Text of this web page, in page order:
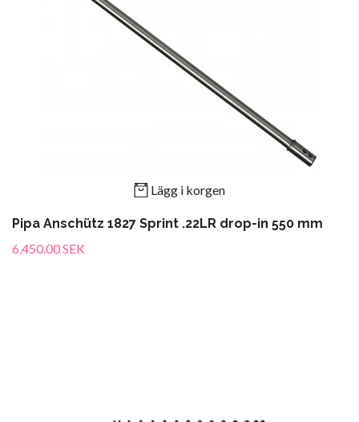
Lägg i korgen
Pipa Anschütz 1827 Sprint .22LR drop-in 550 mm
6,450.00 SEK